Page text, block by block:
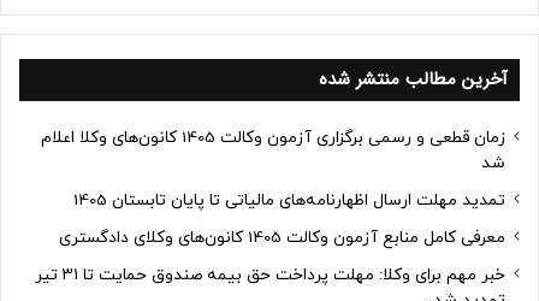
آخرین مطالب منتشر شده
زمان قطعی و رسمی برگزاری آزمون وکالت 1405 کانون‌های وکلا اعلام
شد
تمدید مهلت ارسال اظهارنامه‌های مالیاتی تا پایان تابستان 1405
معرفی کامل منابع آزمون وکالت 1405 کانون‌های وکلای دادگستری
خبر مهم برای وکلا: مهلت پرداخت حق بیمه صندوق حمایت تا ۳۱ تیر